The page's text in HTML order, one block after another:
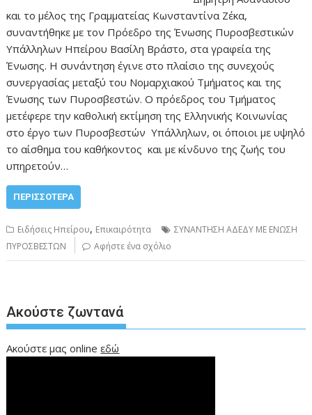
και το μέλος της Γραμματείας Κωνσταντίνα Ζέκα,
συναντήθηκε με τον Πρόεδρο της Ένωσης Πυροσβεστικών
Υπάλληλων Ηπείρου Βασίλη Βράστο, στα γραφεία της
Ένωσης. Η συνάντηση έγινε στο πλαίσιο της συνεχούς
συνεργασίας μεταξύ του Νομαρχιακού Τμήματος και της
Ένωσης των Πυροσβεστών. Ο πρόεδρος του Τμήματος
μετέφερε την καθολική εκτίμηση της Ελληνικής Κοινωνίας
στο έργο των Πυροσβεστών Υπάλληλων, οι όποιοι με υψηλό
το αίσθημα του καθήκοντος και με κίνδυνο της ζωής του
υπηρετούν…
ΠΕΡΙΣΣΌΤΕΡΑ
Ειδήσεις Ηπείρου, Επικαιρότητα
ΣΥΝΑΝΤΗΣΗ ΑΔΕΔΥ ΜΕ ΕΝΩΣΗ
ΠΥΡΟΣΒΕΣΤΩΝ
Αφήστε ένα σχόλιο
Ακούστε ζωντανά
Ακούστε μας onlineεδώ